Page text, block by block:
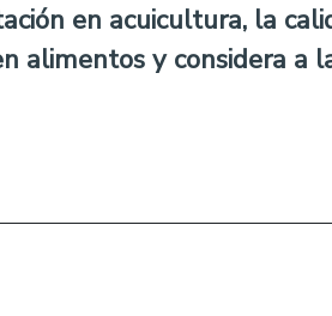
en acuicultura, la
alimentos y considera a